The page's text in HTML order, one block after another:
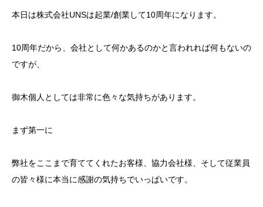
本日は株式会社UNSは起業/創業して10周年になります。
10周年だから、会社として何かあるのかと言われれば何もないの
ですが、
御木個人としては非常に色々な気持ちがあります。
まず第一に
弊社をここまで育ててくれたお客様、協力会社様、そして従業員
の皆々様に本当に感謝の気持ちでいっぱいです。